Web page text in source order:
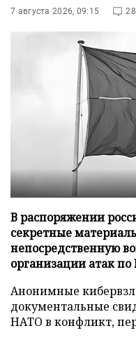
7 августа 2026, 09:15 28
В распоряжении
секретные
непосредственную
организации атак по
Анонимные
документальные
НАТО в конфликт,